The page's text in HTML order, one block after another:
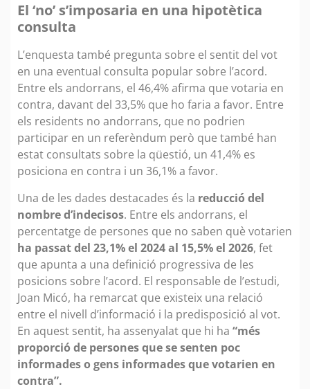
El ‘no’ s’imposaria en una hipotètica
consulta
L’enquesta també pregunta sobre el sentit del vot
en una eventual consulta popular sobre l’acord.
Entre els andorrans, el 46,4% afirma que votaria en
contra, davant del 33,5% que ho faria a favor. Entre
els residents no andorrans, que no podrien
participar en un referèndum però que també han
estat consultats sobre la qüestió, un 41,4% es
posiciona en contra i un 36,1% a favor.
Una de les dades destacades és la reducció del
nombre d’indecisos. Entre els andorrans, el
percentatge de persones que no saben què votarien
ha passat del 23,1% el 2024 al 15,5% el 2026, fet
que apunta a una definició progressiva de les
posicions sobre l’acord. El responsable de l’estudi,
Joan Micó, ha remarcat que existeix una relació
entre el nivell d’informació i la predisposició al vot.
En aquest sentit, ha assenyalat que hi ha “més
proporció de persones que se senten poc
informades o gens informades que votarien en
contra”.